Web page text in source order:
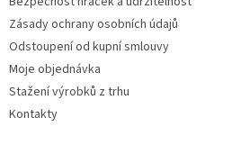
Zásady ochrany osobních údajů
Odstoupení od kupní smlouvy
Moje objednávka
Stažení výrobků z trhu
Kontakty